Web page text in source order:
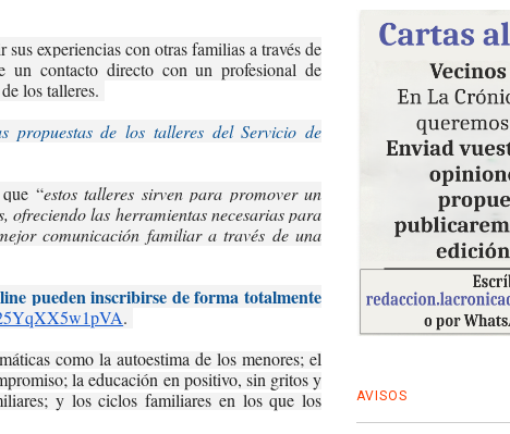
experiencias con otras familias a través de
un contacto directo con un profesional de
los talleres.
propuestas de los talleres del Servicio de
“estos talleres sirven para promover un
ofreciendo las herramientas necesarias para
comunicación familiar a través de una
pueden inscribirse de forma totalmente
.
como la autoestima de los menores; el
la educación en positivo, sin gritos y
y los ciclos familiares en los que los
AVISOS